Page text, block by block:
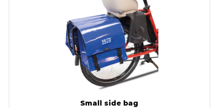
Small side bag